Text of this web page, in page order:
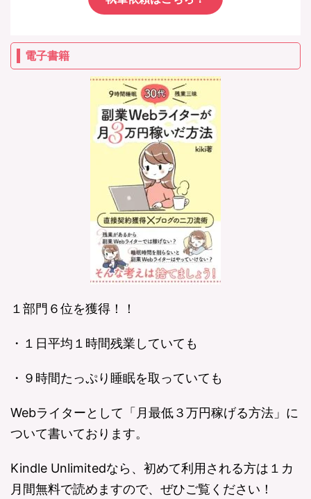
電子書籍
１部門６位を獲得！！
・１日平均１時間残業していても
・９時間たっぷり睡眠を取っていても
Webライターとして「月最低３万円稼げる方法」に
ついて書いております。
Kindle Unlimitedなら、初めて利用される方は１カ
月間無料で読めますので、ぜひご覧ください！